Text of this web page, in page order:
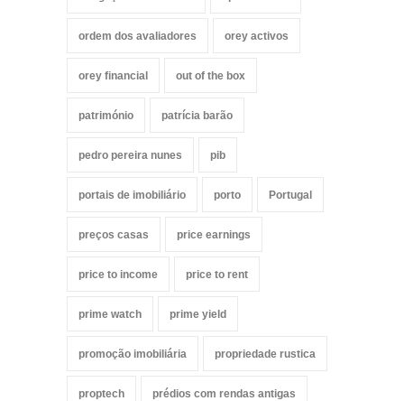
ordem dos avaliadores orey activos
orey financial out of the box
património patrícia barão
pedro pereira nunes pib
portais de imobiliário porto Portugal
preços casas price earnings
price to income price to rent
prime watch prime yield
promoção imobiliária propriedade rustica
proptech prédios com rendas antigas